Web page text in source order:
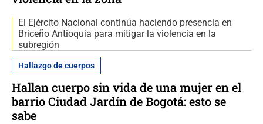
El Ejército Nacional continúa haciendo presencia en
Briceño Antioquia para mitigar la violencia en la
subregión
Hallazgo de cuerpos
Hallan cuerpo sin vida de una mujer en el
barrio Ciudad Jardín de Bogotá: esto se
sabe